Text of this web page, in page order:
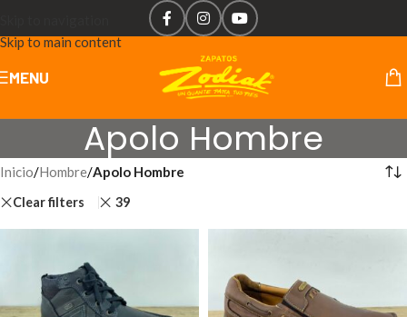
Skip to main content
MENU
Apolo Hombre
Inicio/Hombre/Apolo Hombre
Clear filters 39